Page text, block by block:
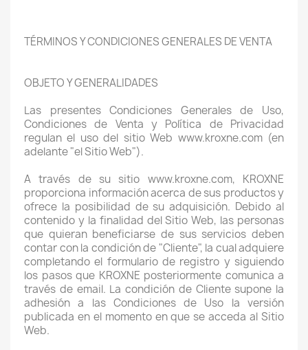
TÉRMINOS Y CONDICIONES GENERALES DE VENTA
OBJETO Y GENERALIDADES
Las presentes Condiciones Generales de Uso,
Condiciones de Venta y Política de Privacidad
regulan el uso del sitio Web www.kroxne.com (en
adelante "el Sitio Web").
A través de su sitio www.kroxne.com, KROXNE
proporciona información acerca de sus productos y
ofrece la posibilidad de su adquisición. Debido al
contenido y la finalidad del Sitio Web, las personas
que quieran beneficiarse de sus servicios deben
contar con la condición de "Cliente", la cual adquiere
completando el formulario de registro y siguiendo
los pasos que KROXNE posteriormente comunica a
través de email. La condición de Cliente supone la
adhesión a las Condiciones de Uso la versión
publicada en el momento en que se acceda al Sitio
Web.